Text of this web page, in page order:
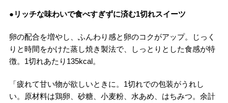
●リッチな味わいで食べすぎずに済む1切れスイーツ
卵の配合を増やし、ふんわり感と卵のコクがアップ。じっく
りと時間をかけた蒸し焼き製法で、しっとりとした食感が特
徴。1切れあたり135kcal。
「疲れて甘い物が欲しいときに。1切れでの包装がうれし
い。原材料は鶏卵、砂糖、小麦粉、水あめ、はちみつ。余計